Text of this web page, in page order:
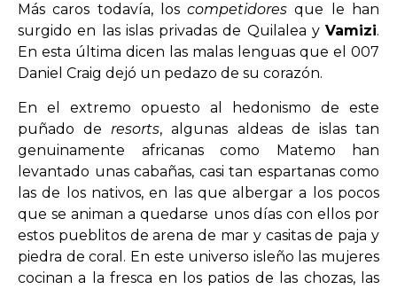
Más caros todavía, loscompetidoresque le han
surgido en las islas privadas de Quilalea y Vamizi.
En esta última dicen las malas lenguas que el 007
Daniel Craig dejó un pedazo de su corazón.
En el extremo opuesto al hedonismo de este
puñado de resorts, algunas aldeas de islas tan
genuinamente africanas como Matemo han
levantado unas cabañas, casi tan espartanas como
las de los nativos, en las que albergar a los pocos
que se animan a quedarse unos días con ellos por
estos pueblitos de arena de mar y casitas de paja y
piedra de coral. En este universo isleño las mujeres
cocinan a la fresca en los patios de las chozas, las